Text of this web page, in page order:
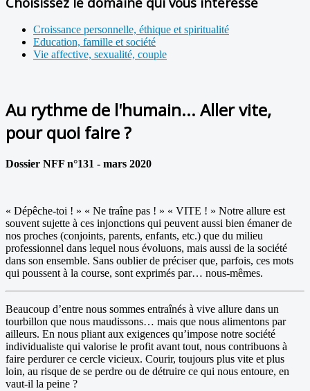
Croissance personnelle, éthique et spiritualité
Education, famille et société
Vie affective, sexualité, couple
Au rythme de l'humain... Aller vite,
pour quoi faire ?
Dossier NFF n°131 - mars 2020
« Dépêche-toi ! » « Ne traîne pas ! » « VITE ! » Notre allure est
souvent sujette à ces injonctions qui peuvent aussi bien émaner de
nos proches (conjoints, parents, enfants, etc.) que du milieu
professionnel dans lequel nous évoluons, mais aussi de la société
dans son ensemble. Sans oublier de préciser que, parfois, ces mots
qui poussent à la course, sont exprimés par… nous-mêmes.
Beaucoup d’entre nous sommes entraînés à vive allure dans un
tourbillon que nous maudissons… mais que nous alimentons par
ailleurs. En nous pliant aux exigences qu’impose notre société
individualiste qui valorise le profit avant tout, nous contribuons à
faire perdurer ce cercle vicieux. Courir, toujours plus vite et plus
loin, au risque de se perdre ou de détruire ce qui nous entoure, en
vaut-il la peine ?